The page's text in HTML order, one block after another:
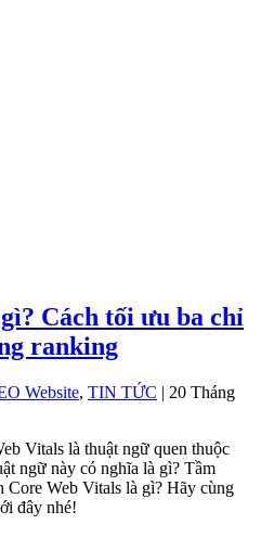
Cách tối ưu ba chỉ
ranking
Website, TIN TỨC | 20 Tháng
Vitals là thuật ngữ quen thuộc
ngữ này có nghĩa là gì? Tầm
Core Web Vitals là gì? Hãy cùng
đây nhé!